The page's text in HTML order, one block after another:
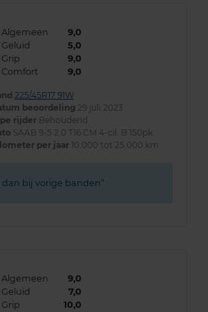
Algemeen
9,0
Geluid
5,0
Grip
9,0
Comfort
9,0
225/45R17 91W
beoordeling 29 juli 2023
rijder Behoudend
SAAB 9-5 2.0 T16 CM 4-cil. B 150pk
per jaar 10.000 tot 25.000 km
dan bij vorige banden
Algemeen
9,0
Geluid
7,0
Grip
10,0